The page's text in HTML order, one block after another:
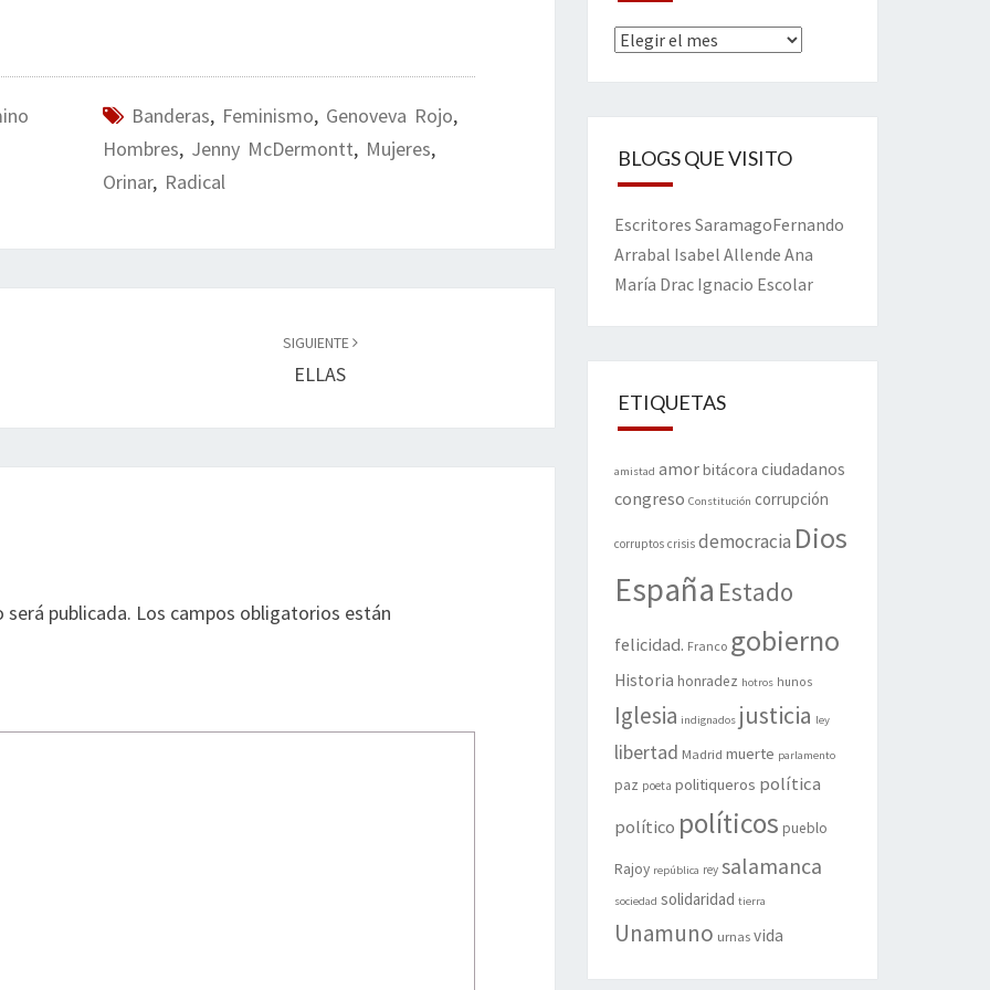
Banderas, Feminismo, Genoveva Rojo,
Hombres, Jenny McDermontt, Mujeres,
Orinar, Radical
SIGUIENTE
ELLAS
publicada. Los campos obligatorios están
Archivos
BLOGS QUE VISITO
Escritores SaramagoFernando
Arrabal Isabel Allende Ana
María Drac Ignacio Escolar
ETIQUETAS
amistad amorbitácora ciudadanos
congreso Constitución corrupción
corruptos crisis democracia Dios
España Estado
felicidad. Franco gobierno
Historia honradez hotros hunos
Iglesia indignados justicia ley
libertad Madrid muerte parlamento
paz poeta politiqueros política
político políticos pueblo
Rajoy república rey salamanca
sociedad solidaridad tierra
Unamuno urnas vida